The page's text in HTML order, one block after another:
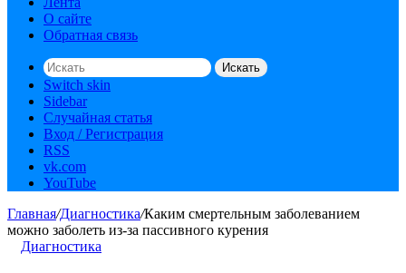
О сайте
Обратная связь
Искать
Switch skin
Sidebar
Случайная статья
Вход / Регистрация
RSS
vk.com
YouTube
Главная/Диагностика/Каким смертельным заболеванием
можно заболеть из-за пассивного курения
Диагностика